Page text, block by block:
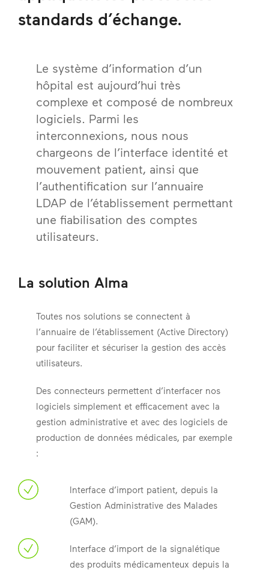
standards d’échange.
Le système d’information d’un
hôpital est aujourd’hui très
complexe et composé de nombreux
logiciels. Parmi les
interconnexions, nous nous
chargeons de l’interface identité et
mouvement patient, ainsi que
l’authentification sur l’annuaire
LDAP de l’établissement permettant
une fiabilisation des comptes
utilisateurs.
La solution Alma
Toutes nos solutions se connectent à
l’annuaire de l’établissement (Active Directory)
pour faciliter et sécuriser la gestion des accès
utilisateurs.
Des connecteurs permettent d’interfacer nos
logiciels simplement et efficacement avec la
gestion administrative et avec des logiciels de
production de données médicales, par exemple
:
Interface d’import patient, depuis la
Gestion Administrative des Malades
(GAM).
Interface d’import de la signalétique
des produits médicamenteux depuis la